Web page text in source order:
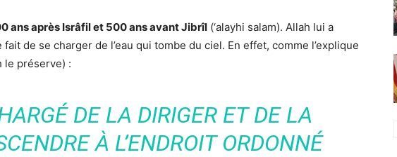
ans après Isrâfil et 500 ans avant Jibrîl (‘alayhi salam). Allah lui a
de se charger de l’eau qui tombe du ciel. En effet, comme l’explique
le préserve) :
DE LA DIRIGER ET DE LA
À L’ENDROIT ORDONNÉ